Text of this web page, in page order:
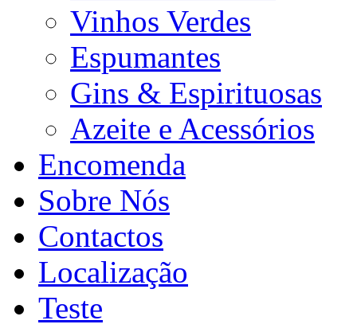
Vinhos Verdes
Espumantes
Gins & Espirituosas
Azeite e Acessórios
Encomenda
Sobre Nós
Contactos
Localização
Teste